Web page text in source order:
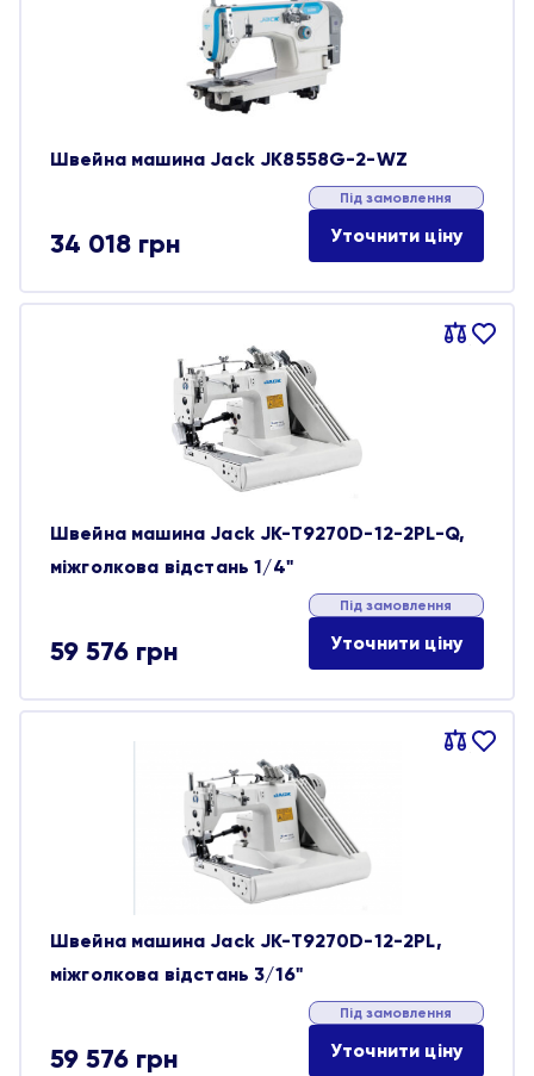
Швейна машина Jack JK8558G-2-WZ
34 018 грн
Під замовлення
Уточнити ціну
Порівняти
В
Швейна машина Jack JK-T9270D-12-2PL-Q,
міжголкова відстань 1/4"
59 576 грн
Під замовлення
Уточнити ціну
Порівняти
В
Швейна машина Jack JK-T9270D-12-2PL,
міжголкова відстань 3/16"
59 576 грн
Під замовлення
Уточнити ціну